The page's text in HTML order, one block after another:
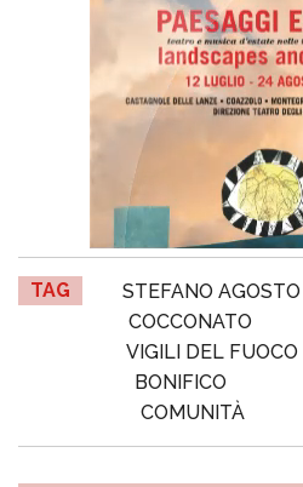
TAG STEFANO AGOSTO
COCCONATO
VIGILI DEL FUOCO
BONIFICO
COMUNITÀ